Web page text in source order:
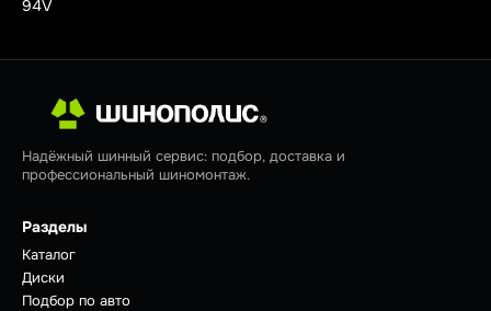
94V
Надёжный шинный сервис: подбор, доставка и
профессиональный шиномонтаж.
Разделы
Каталог
Диски
Подбор по авто